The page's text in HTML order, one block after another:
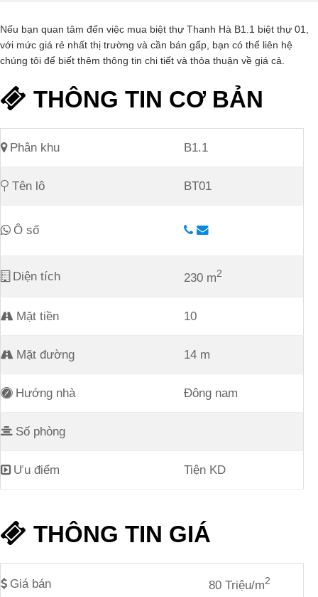
Nếu bạn quan tâm đến việc mua biệt thự Thanh Hà B1.1 biệt thự 01,
với mức giá rẻ nhất thị trường và cần bán gấp, bạn có thể liên hệ
chúng tôi để biết thêm thông tin chi tiết và thỏa thuận về giá cả.
THÔNG TIN CƠ BẢN
Phân khu B1.1
Tên lô BT01
Ô số
Diện tích 230 m2
Mặt tiền 10
Mặt đường 14 m
Hướng nhà Đông nam
Số phòng
Ưu điểm Tiện KD
THÔNG TIN GIÁ
Giá bán 80 Triệu/m2